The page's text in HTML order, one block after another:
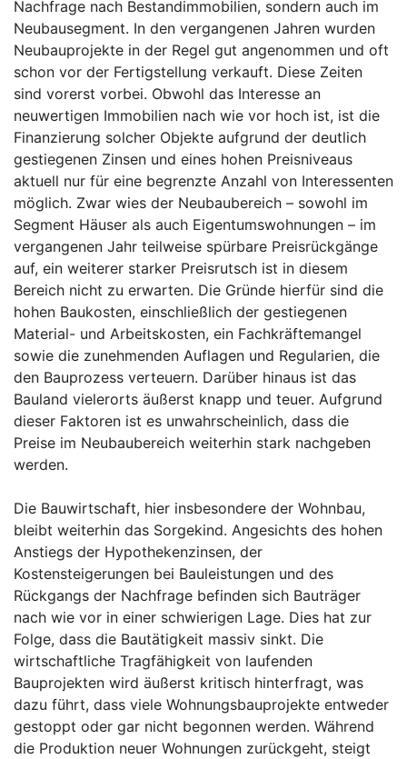
Nachfrage nach Bestandimmobilien, sondern auch im
Neubausegment. In den vergangenen Jahren wurden
Neubauprojekte in der Regel gut angenommen und oft
schon vor der Fertigstellung verkauft. Diese Zeiten
sind vorerst vorbei. Obwohl das Interesse an
neuwertigen Immobilien nach wie vor hoch ist, ist die
Finanzierung solcher Objekte aufgrund der deutlich
gestiegenen Zinsen und eines hohen Preisniveaus
aktuell nur für eine begrenzte Anzahl von Interessenten
möglich. Zwar wies der Neubaubereich – sowohl im
Segment Häuser als auch Eigentumswohnungen – im
vergangenen Jahr teilweise spürbare Preisrückgänge
auf, ein weiterer starker Preisrutsch ist in diesem
Bereich nicht zu erwarten. Die Gründe hierfür sind die
hohen Baukosten, einschließlich der gestiegenen
Material- und Arbeitskosten, ein Fachkräftemangel
sowie die zunehmenden Auflagen und Regularien, die
den Bauprozess verteuern. Darüber hinaus ist das
Bauland vielerorts äußerst knapp und teuer. Aufgrund
dieser Faktoren ist es unwahrscheinlich, dass die
Preise im Neubaubereich weiterhin stark nachgeben
werden.
Die Bauwirtschaft, hier insbesondere der Wohnbau,
bleibt weiterhin das Sorgekind. Angesichts des hohen
Anstiegs der Hypothekenzinsen, der
Kostensteigerungen bei Bauleistungen und des
Rückgangs der Nachfrage befinden sich Bauträger
nach wie vor in einer schwierigen Lage. Dies hat zur
Folge, dass die Bautätigkeit massiv sinkt. Die
wirtschaftliche Tragfähigkeit von laufenden
Bauprojekten wird äußerst kritisch hinterfragt, was
dazu führt, dass viele Wohnungsbauprojekte entweder
gestoppt oder gar nicht begonnen werden. Während
die Produktion neuer Wohnungen zurückgeht, steigt